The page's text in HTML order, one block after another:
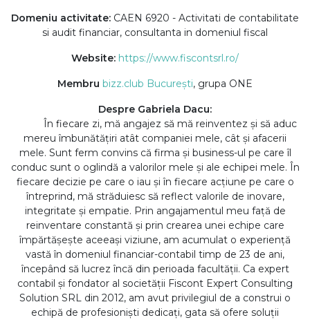
Domeniu activitate: CAEN 6920 - Activitati de contabilitate
si audit financiar, consultanta in domeniul fiscal
Website: https://www.fiscontsrl.ro/
Membru bizz.club București, grupa ONE
Despre Gabriela Dacu:
În fiecare zi, mă angajez să mă reinventez și să aduc
mereu îmbunătățiri atât companiei mele, cât și afacerii
mele. Sunt ferm convins că firma și business-ul pe care îl
conduc sunt o oglindă a valorilor mele și ale echipei mele. În
fiecare decizie pe care o iau și în fiecare acțiune pe care o
întreprind, mă străduiesc să reflect valorile de inovare,
integritate și empatie. Prin angajamentul meu față de
reinventare constantă și prin crearea unei echipe care
împărtășește aceeași viziune, am acumulat o experiență
vastă în domeniul financiar-contabil timp de 23 de ani,
începând să lucrez încă din perioada facultății. Ca expert
contabil și fondator al societății Fiscont Expert Consulting
Solution SRL din 2012, am avut privilegiul de a construi o
echipă de profesioniști dedicați, gata să ofere soluții